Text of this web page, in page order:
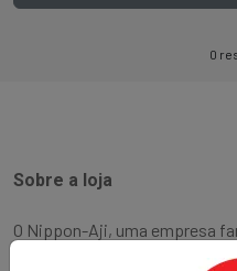
0
Sobre a loja
O Nippon-Aji, uma empresa
experiência, é especializada